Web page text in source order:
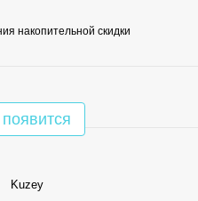
накопительной скидки
Kuzey